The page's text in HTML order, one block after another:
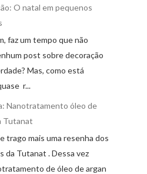
O natal em pequenos
faz um tempo que não
post sobre decoração
Mas, como está
r...
Nanotratamento óleo de
Tutanat
trago mais uma resenha dos
da Tutanat . Dessa vez
de óleo de argan